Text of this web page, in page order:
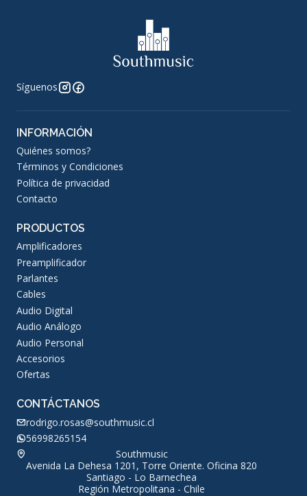
Síguenos
INFORMACIÓN
Quiénes somos?
Términos y Condiciones
Política de privacidad
Contacto
PRODUCTOS
Amplificadores
Preamplificador
Parlantes
Cables
Audio Digital
Audio Análogo
Audio Personal
Accesorios
Ofertas
CONTÁCTANOS
rodrigo.rosas@southmusic.cl
56998265154
Southmusic
Avenida La Dehesa 1201, Torre Oriente. Oficina 820
Santiago - Lo Barnechea
Región Metropolitana - Chile